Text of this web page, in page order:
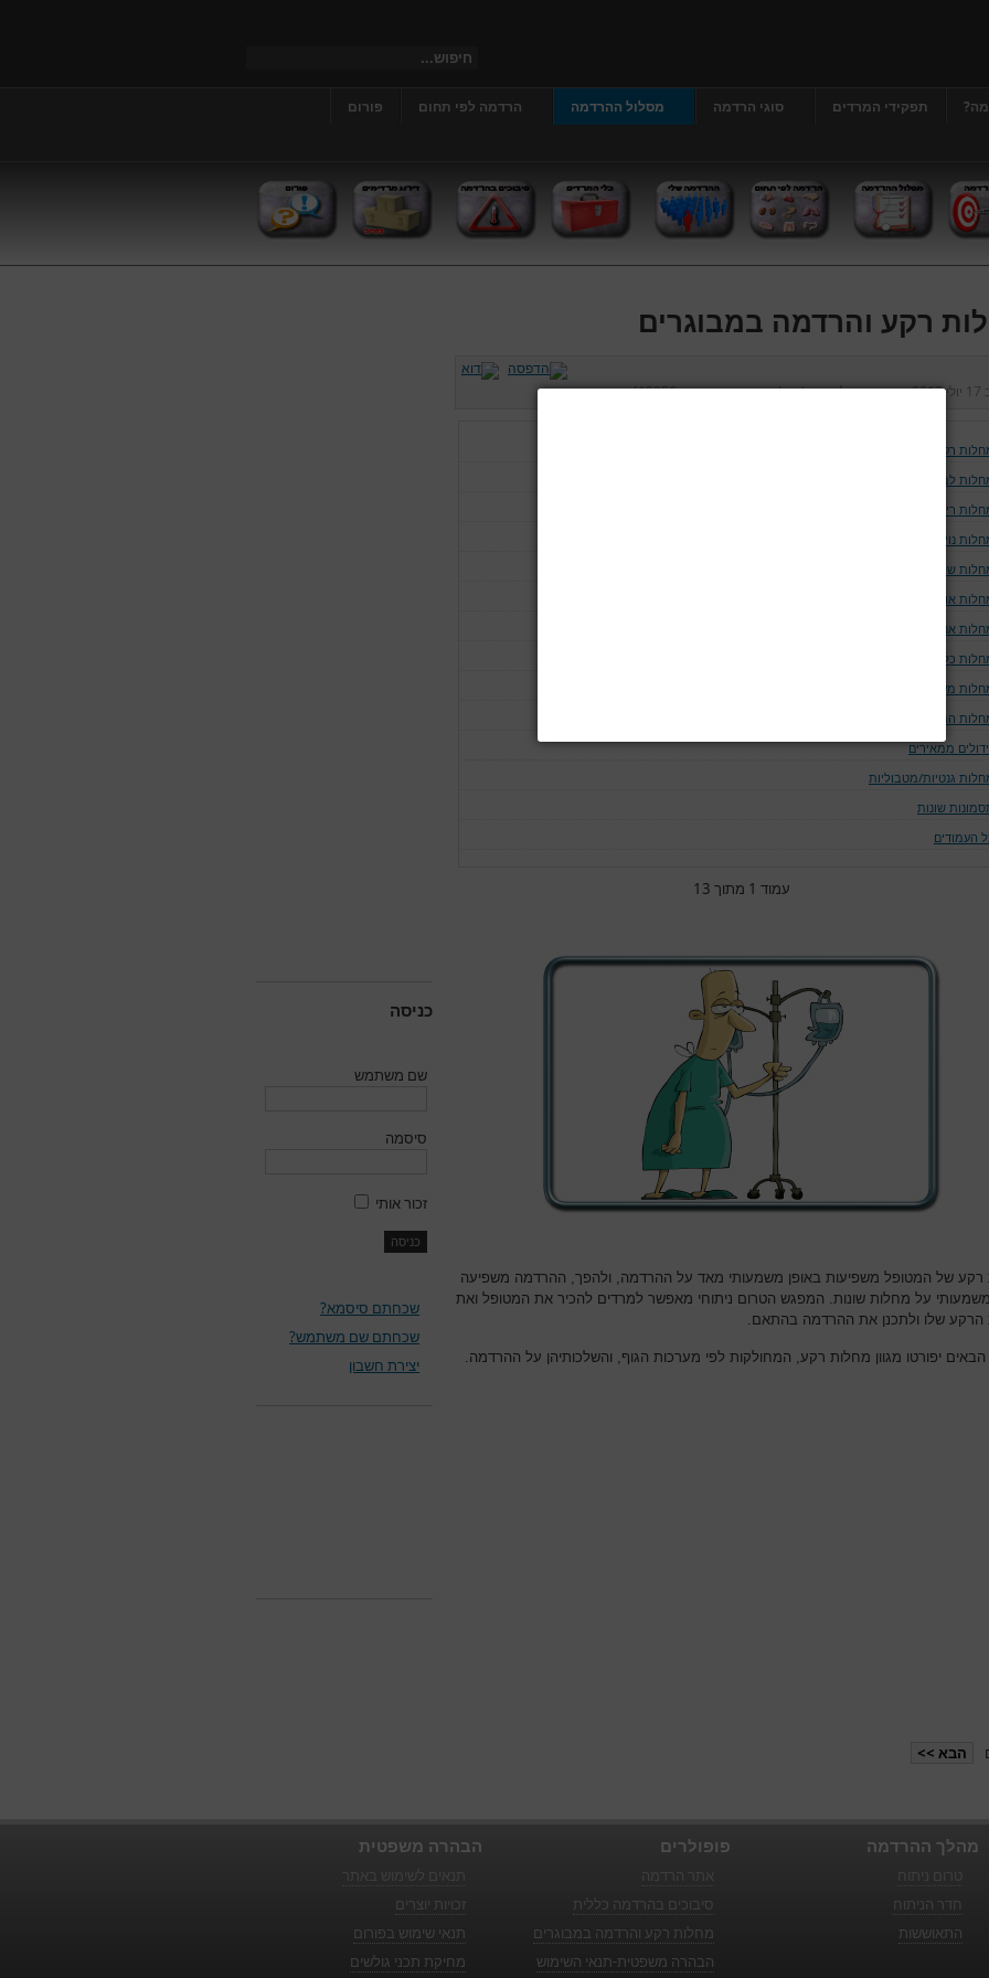
תפקידי המרדים סוגי הרדמה מסלול ההרדמה הרדמה לפי תחום
פורום
רקע והרדמה במבוגרים
17 יולי 2013 נכתב על ידידר' גרג'י יונתן כניסות:412956
רקע והרדמה במבוגרים
לב וכלי דם
ריאה ודרכי האויר
נוירולוגיות
שלד
אוטו-אימוניות
אנדוקריניות
כליה ומערכת השתן
מערכת העיכול
המאטולוגיות
ממאירים
גנטיות/מטבוליות
שונות
העמודים
עמוד 1 מתוך 13
רקע של המטופל משפיעות באופן משמעותי מאד על ההרדמה, ולהפך, ההרדמה משפיעה
משמעותי על מחלות שונות. המפגש הטרום ניתוחי מאפשר למרדים להכיר את המטופל ואת
הרקע שלו ולתכנן את ההרדמה בהתאם.
יפורטו מגוון מחלות רקע, המחולקות לפי מערכות הגוף, והשלכותיהן על ההרדמה.
הבא >>
כניסה
שם משתמש
סיסמה
זכור אותי
שכחתם סיסמא?
שכחתם שם משתמש?
יצירת חשבון
הבהרה משפטית
זכויות יוצרים
תנאי שימוש בפורום
מחיקת תכני גולשים
פופולרים
סיבוכים בהרדמה כללית
מחלות רקע והרדמה במבוגרים
הבהרה משפטית-תנאי השימוש
מהלך ההרדמה
חדר הניתוח
התאוששות